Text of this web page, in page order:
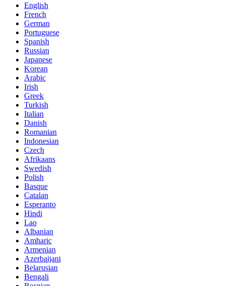
English
French
German
Portuguese
Spanish
Russian
Japanese
Korean
Arabic
Irish
Greek
Turkish
Italian
Danish
Romanian
Indonesian
Czech
Afrikaans
Swedish
Polish
Basque
Catalan
Esperanto
Hindi
Lao
Albanian
Amharic
Armenian
Azerbaijani
Belarusian
Bengali